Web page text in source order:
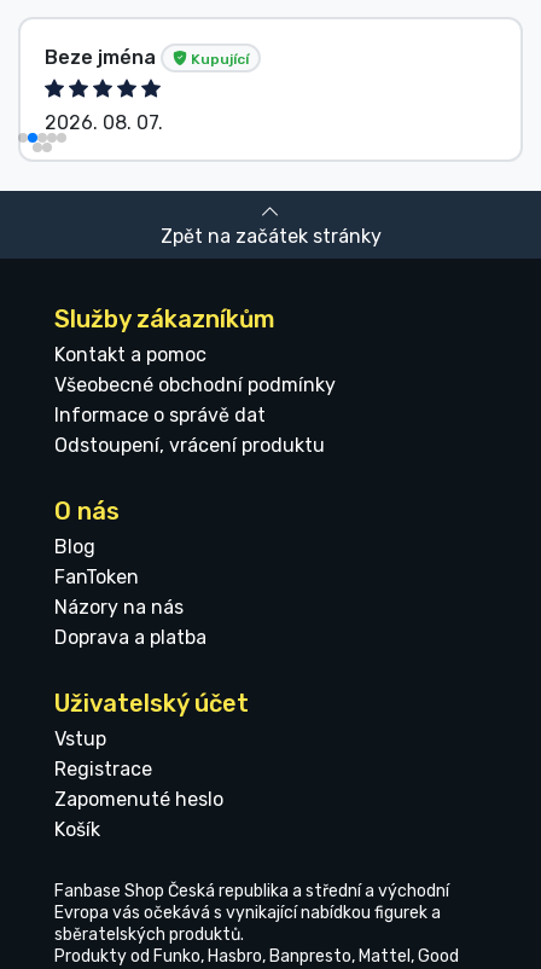
Beze jména Kupující
2026. 08. 07.
Zpět na začátek stránky
Služby zákazníkům
Kontakt a pomoc
Všeobecné obchodní podmínky
Informace o správě dat
Odstoupení, vrácení produktu
O nás
Blog
FanToken
Názory na nás
Doprava a platba
Uživatelský účet
Vstup
Registrace
Zapomenuté heslo
Košík
Fanbase Shop Česká republika a střední a východní
Evropa vás očekává s vynikající nabídkou figurek a
sběratelských produktů.
Produkty od Funko, Hasbro, Banpresto, Mattel, Good